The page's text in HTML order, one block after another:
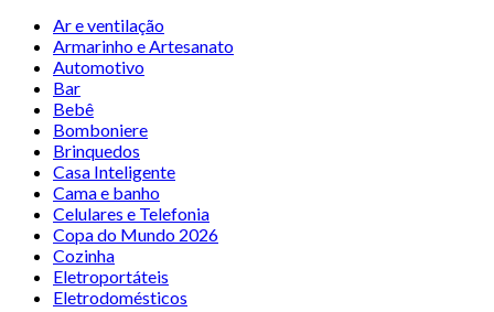
Ar e ventilação
Armarinho e Artesanato
Automotivo
Bar
Bebê
Bomboniere
Brinquedos
Casa Inteligente
Cama e banho
Celulares e Telefonia
Copa do Mundo 2026
Cozinha
Eletroportáteis
Eletrodomésticos